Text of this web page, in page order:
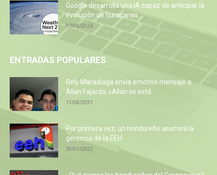
Google desarrolla una IA capaz de anticipar la
evolución de huracanes...
07/08/2026
ENTRADAS POPULARES
Rely Maradiaga envía emotivo mensaje a
Allan Fajardo, «Allan se está...
11/08/2021
Por primera vez, un hondureño asumirá la
gerencia de la EEH
30/01/2022